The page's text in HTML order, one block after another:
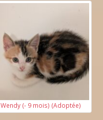
Wendy (- 9 mois) (Adoptée)